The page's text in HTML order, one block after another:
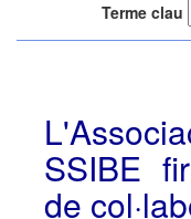
Terme clau
SSIBE
de